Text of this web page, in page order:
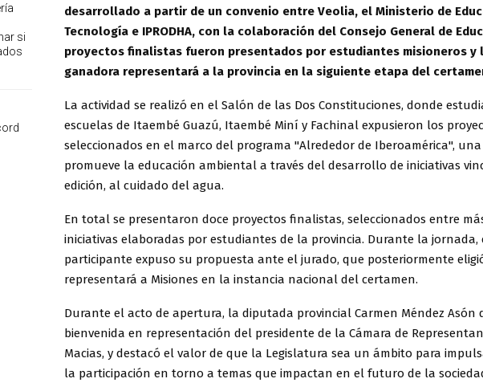
desarrollado a partir de un convenio entre Veolia, el Ministerio de
Tecnología e IPRODHA, con la colaboración del Consejo General de
proyectos finalistas fueron presentados por estudiantes misioneros y
ganadora representará a la provincia en la siguiente etapa del
La actividad se realizó en el Salón de las Dos Constituciones, donde
escuelas de Itaembé Guazú, Itaembé Miní y Fachinal expusieron los
seleccionados en el marco del programa "Alrededor de Iberoamérica",
promueve la educación ambiental a través del desarrollo de iniciativas
edición, al cuidado del agua.
En total se presentaron doce proyectos finalistas, seleccionados entre
iniciativas elaboradas por estudiantes de la provincia. Durante la jornada,
participante expuso su propuesta ante el jurado, que posteriormente
representará a Misiones en la instancia nacional del certamen.
Durante el acto de apertura, la diputada provincial Carmen Méndez Asón
bienvenida en representación del presidente de la Cámara de
Macias, y destacó el valor de que la Legislatura sea un ámbito para
la participación en torno a temas que impactan en el futuro de la
si